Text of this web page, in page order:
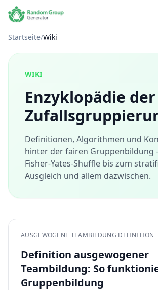
Startseite/Wiki
WIKI
Enzyklopädie der
Definitionen, Algorithmen und
hinter der fairen Gruppenbildung
Fisher-Yates-Shuffle bis zum
Ausgleich und allem dazwischen.
AUSGEWOGENE TEAMBILDUNG DEFINITION
Definition ausgewogener
Teambildung: So
Gruppenbildung